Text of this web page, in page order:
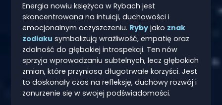
Energia nowiu księżyca w Rybach jest
skoncentrowana na intuicji, duchowości i
emocjonalnym oczyszczeniu. Rybyjako znak
zodiaku symbolizują wrażliwość, empatię oraz
zdolność do głębokiej introspekcji. Ten nów
sprzyja wprowadzaniu subtelnych, lecz głębokich
zmian, które przyniosą długotrwałe korzyści. Jest
to doskonały czas na refleksję, duchowy rozwój i
zanurzenie się w swojej podświadomości.